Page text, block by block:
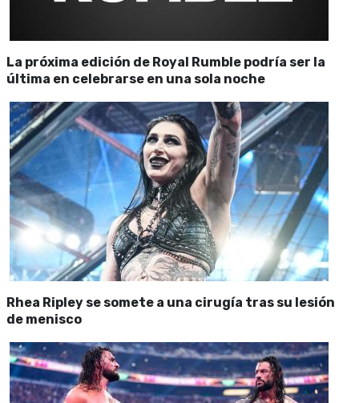
La próxima edición de Royal Rumble podría ser la
última en celebrarse en una sola noche
Rhea Ripley se somete a una cirugía tras su lesión
de menisco